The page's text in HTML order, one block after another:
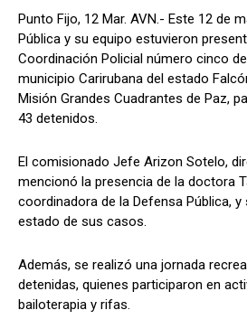
Punto Fijo, 12 Mar. AVN.- Este 12 de
Pública y su equipo estuvieron
Coordinación Policial número cinco
municipio Carirubana del estado
Misión Grandes Cuadrantes de Paz,
43 detenidos.
El comisionado Jefe Arizon Sotelo,
mencionó la presencia de la doctora
coordinadora de la Defensa Pública,
estado de sus casos.
Además, se realizó una jornada
detenidas, quienes participaron en
bailoterapia y rifas.